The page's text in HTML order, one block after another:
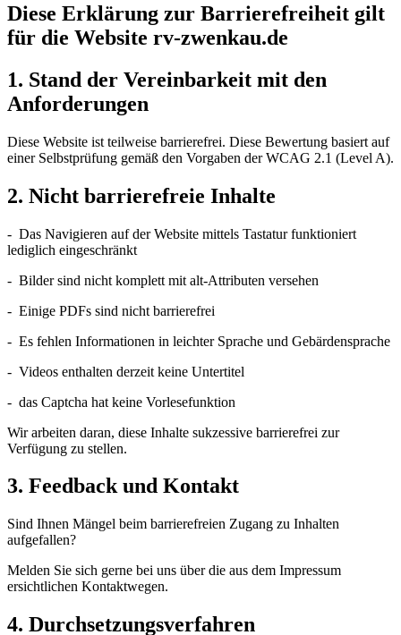
Diese Erklärung zur Barrierefreiheit gilt
für die Website rv-zwenkau.de
1. Stand der Vereinbarkeit mit den
Anforderungen
Diese Website ist teilweise barrierefrei. Diese Bewertung basiert auf
einer Selbstprüfung gemäß den Vorgaben der WCAG 2.1 (Level A).
2. Nicht barrierefreie Inhalte
- Das Navigieren auf der Website mittels Tastatur funktioniert
lediglich eingeschränkt
- Bilder sind nicht komplett mit alt-Attributen versehen
- Einige PDFs sind nicht barrierefrei
- Es fehlen Informationen in leichter Sprache und Gebärdensprache
- Videos enthalten derzeit keine Untertitel
- das Captcha hat keine Vorlesefunktion
Wir arbeiten daran, diese Inhalte sukzessive barrierefrei zur
Verfügung zu stellen.
3. Feedback und Kontakt
Sind Ihnen Mängel beim barrierefreien Zugang zu Inhalten
aufgefallen?
Melden Sie sich gerne bei uns über die aus dem Impressum
ersichtlichen Kontaktwegen.
4. Durchsetzungsverfahren